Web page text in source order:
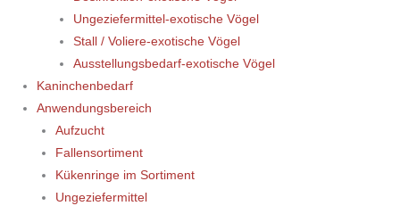
Ungeziefermittel-exotische Vögel
Stall / Voliere-exotische Vögel
Ausstellungsbedarf-exotische Vögel
Kaninchenbedarf
Anwendungsbereich
Aufzucht
Fallensortiment
Kükenringe im Sortiment
Ungeziefermittel